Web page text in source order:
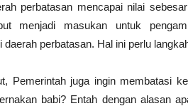
perbatasan mencapai nilai
menjadi masukan untuk
daerah perbatasan. Hal ini perlu
Pemerintah juga ingin membatasi
babi? Entah dengan alasan